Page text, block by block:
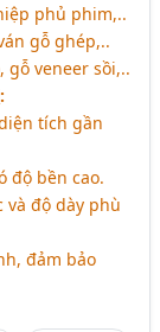
phủ phim,..
gỗ ghép,..
gỗ veneer sồi,..
:
tích gần
độ bền cao.
độ dày phù
đảm bảo